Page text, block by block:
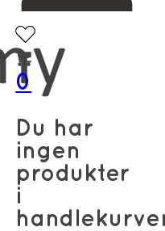
0
Du har
ingen
produkter
i